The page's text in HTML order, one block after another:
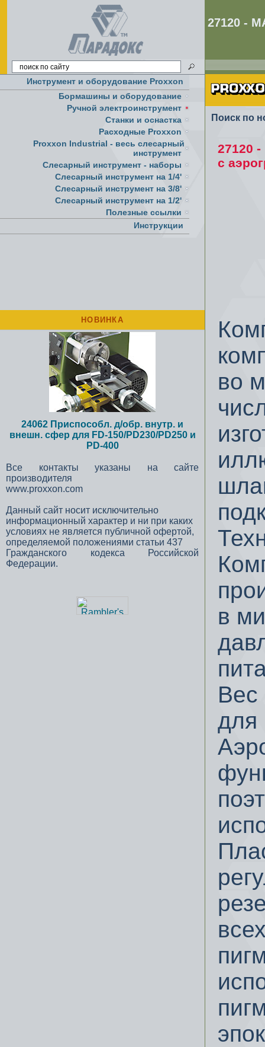
27120 -
Инструмент и оборудование Proxxon
Бормашины и оборудование
Ручной электроинструмент
Cтанки и оснастка
Расходные Proxxon
Proxxon Industrial - весь слесарный
инструмент
Слесарный инструмент - наборы
Слесарный инструмент на 1/4'
Слесарный инструмент на 3/8'
Слесарный инструмент на 1/2'
Полезные ссылки
Инструкции
НОВИНКА
24062 Приспособл. д/обр. внутр. и
внешн. сфер для FD-150/PD230/PD250 и
PD-400
Все контакты указаны на сайте
производителя
www.proxxon.com
Данный сайт носит исключительно
информационный характер и ни при каких
условиях не является публичной офертой,
определяемой положениями статьи 437
Гражданского кодекса Российской
Федерации.
Поиск по
27120
с
во
в
Вес
для